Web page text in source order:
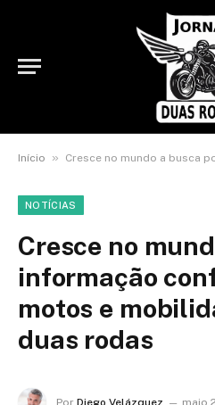
Início » Cresce no mundo a busca por informação
NOTÍCIAS
Cresce no
informação
motos e
duas rodas
Por Diego Velázquez maio